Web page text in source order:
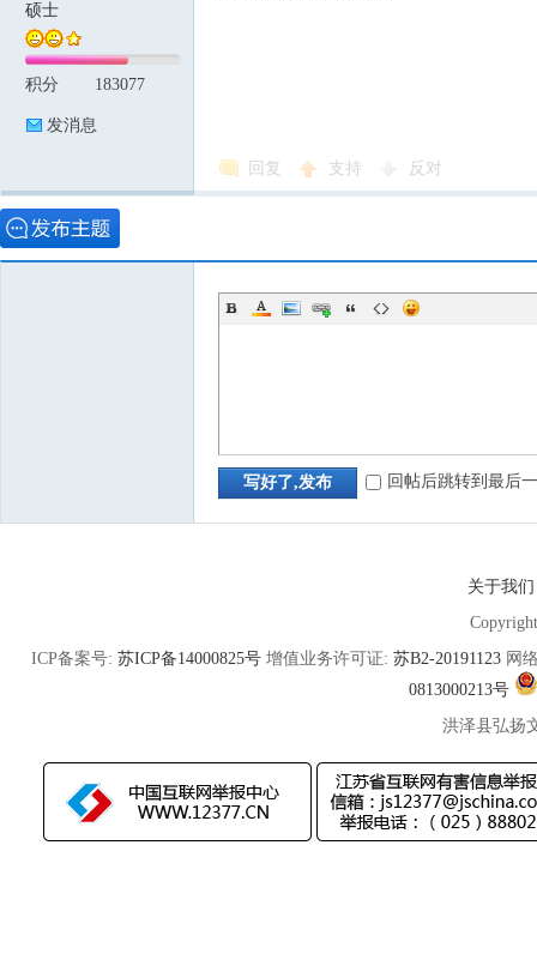
硕士
积分 183077
发消息
回复 支持 反对
写好了,发布 回帖后跳转到最后
关于我们
ICP备案号: 苏ICP备14000825号 增值业务许可证: 苏B2-20191123 网
0813000213号
洪泽县弘扬